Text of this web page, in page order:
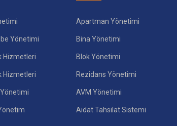
Yönetimi
Hizmetleri
Hizmetleri
Apartman Yönetimi
Bina Yönetimi
Blok Yönetimi
Rezidans Yönetimi
AVM Yönetimi
Aidat Tahsilat Sistemi